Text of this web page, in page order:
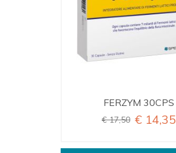
FERZYM 30CPS
€ 17,50 € 14,35